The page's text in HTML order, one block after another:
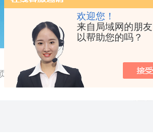
欢迎您！
来自局域网的朋
以帮助您的吗？
公司新闻/ 了解原油盐含量测定仪